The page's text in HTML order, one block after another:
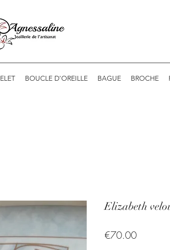
BOUCLE D'OREILLE BAGUE BROCHE
Elizabeth
€70.00Price